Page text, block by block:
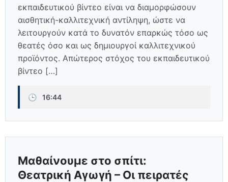
εκπαιδευτικού βίντεο είναι να διαμορφώσουν
αισθητική-καλλιτεχνική αντίληψη, ώστε να
λειτουργούν κατά το δυνατόν επαρκώς τόσο ως
θεατές όσο και ως δημιουργοί καλλιτεχνικού
προϊόντος. Απώτερος στόχος του εκπαιδευτικού
βίντεο […]
🕒 16:44
Μαθαίνουμε στο σπίτι:
Θεατρική Αγωγή – Οι πειρατές